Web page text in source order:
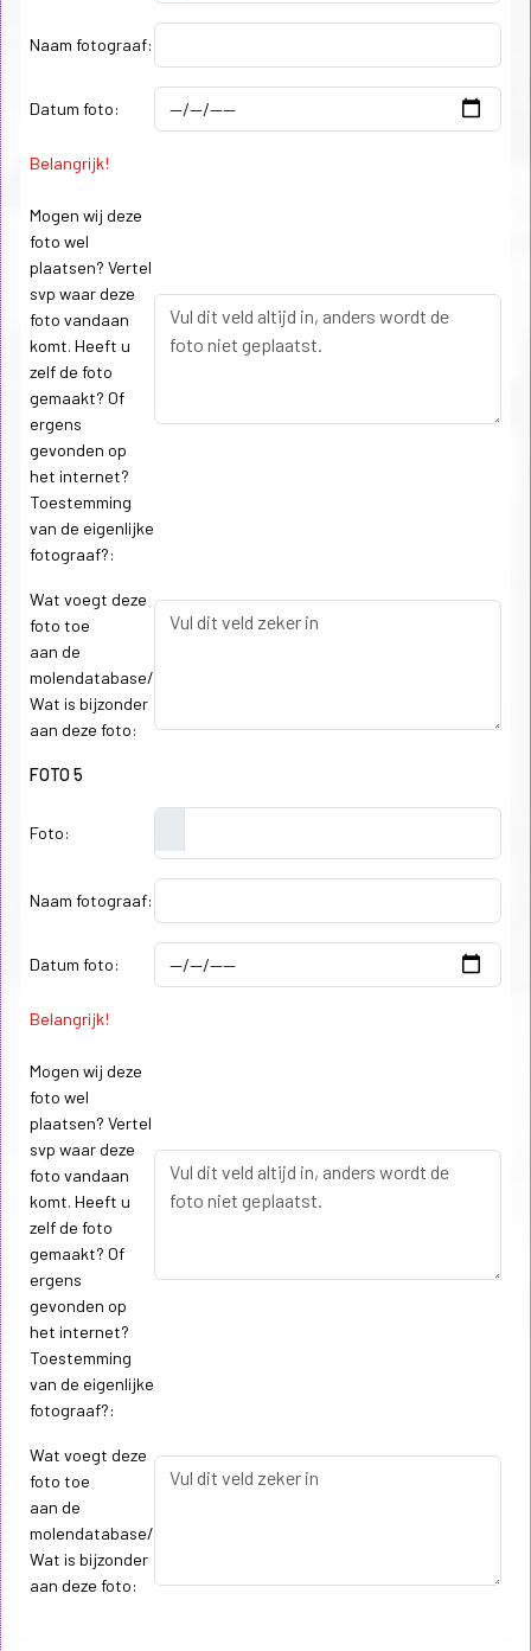
Naam fotograaf:
Datum foto:
Belangrijk!
Mogen wij deze
foto wel
plaatsen? Vertel
svp waar deze
foto vandaan
komt. Heeft u
zelf de foto
gemaakt? Of
ergens
gevonden op
het internet?
Toestemming
van de eigenlijke
fotograaf?:
Wat voegt deze
foto toe
aan de
molendatabase/
Wat is bijzonder
aan deze foto:
FOTO 5
Foto:
Naam fotograaf:
Datum foto:
Belangrijk!
Mogen wij deze
foto wel
plaatsen? Vertel
svp waar deze
foto vandaan
komt. Heeft u
zelf de foto
gemaakt? Of
ergens
gevonden op
het internet?
Toestemming
van de eigenlijke
fotograaf?:
Wat voegt deze
foto toe
aan de
molendatabase/
Wat is bijzonder
aan deze foto: